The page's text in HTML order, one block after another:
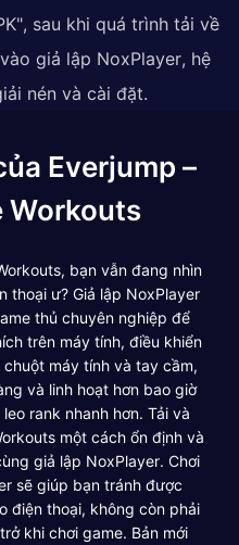
sau khi quá trình tải về
giả lập NoxPlayer, hệ
nén và cài đặt.
Everjump –
Workouts
bạn vẫn đang nhìn
thoại ư? Giả lập NoxPlayer
thủ chuyên nghiệp để
trên máy tính, điều khiển
máy tính và tay cầm,
và linh hoạt hơn bao giờ
rank nhanh hơn. Tải và
một cách ổn định và
giả lập NoxPlayer. Chơi
sẽ giúp bạn tránh được
điện thoại, không còn phải
khi chơi game. Bản mới